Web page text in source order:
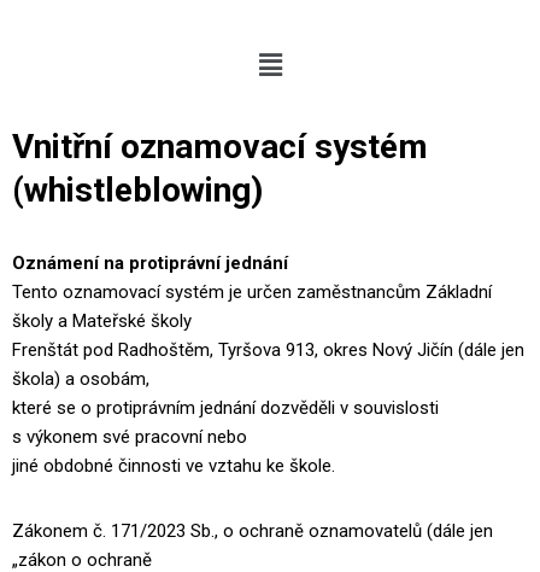
Vnitřní oznamovací systém
(whistleblowing)
Oznámení na protiprávní jednání
Tento oznamovací systém je určen zaměstnancům Základní
školy a Mateřské školy
Frenštát pod Radhoštěm, Tyršova 913, okres Nový Jičín (dále jen
škola) a osobám,
které se o protiprávním jednání dozvěděli v souvislosti
s výkonem své pracovní nebo
jiné obdobné činnosti ve vztahu ke škole.
Zákonem č. 171/2023 Sb., o ochraně oznamovatelů (dále jen
„zákon o ochraně